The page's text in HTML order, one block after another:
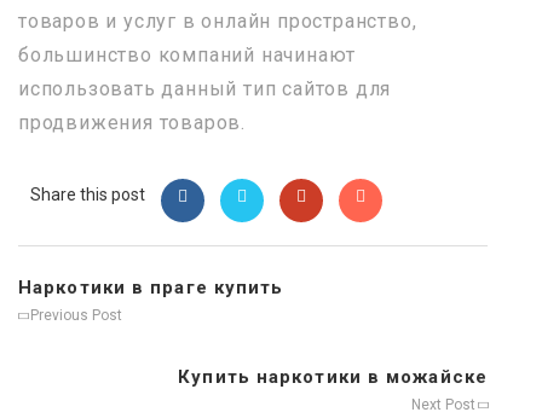
товаров и услуг в онлайн пространство,
большинство компаний начинают
использовать данный тип сайтов для
продвижения товаров.
Share this post
Наркотики в праге купить
Previous Post
Купить наркотики в можайске
Next Post